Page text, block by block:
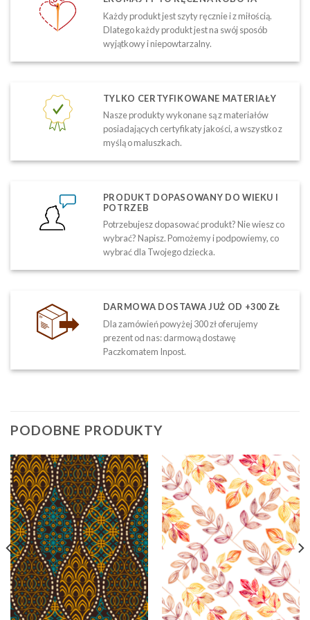
Każdy produkt jest szyty ręcznie i z miłością.
Dlatego każdy produkt jest na swój sposób
wyjątkowy i niepowtarzalny.
TYLKO CERTYFIKOWANE MATERIAŁY
Nasze produkty wykonane są z materiałów
posiadających certyfikaty jakości, a wszystko z
myślą o maluszkach.
PRODUKT DOPASOWANY DO WIEKU I
POTRZEB
Potrzebujesz dopasować produkt? Nie wiesz co
wybrać? Napisz. Pomożemy i podpowiemy, co
wybrać dla Twojego dziecka.
DARMOWA DOSTAWA JUŻ OD +300 ZŁ
Dla zamówień powyżej 300 zł oferujemy
prezent od nas: darmową dostawę
Paczkomatem Inpost.
PODOBNE PRODUKTY